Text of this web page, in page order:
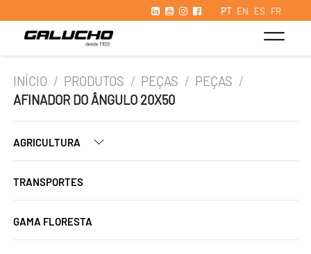
PT EN ES FR
INÍCIO / PRODUTOS / PEÇAS / PEÇAS /
AFINADOR DO ÂNGULO 20X50
AGRICULTURA
TRANSPORTES
GAMA FLORESTA